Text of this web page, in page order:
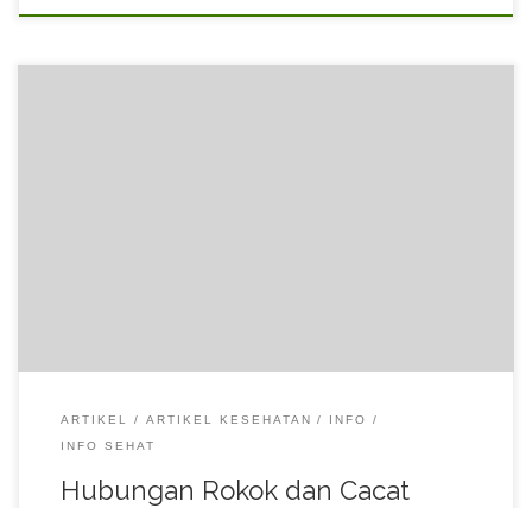
ARTIKEL ARTIKEL KESEHATAN
INFO
INFO SEHAT
Hubungan Rokok dan Cacat